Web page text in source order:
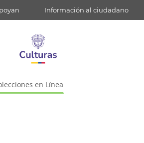
Información al ciudadano
en Línea